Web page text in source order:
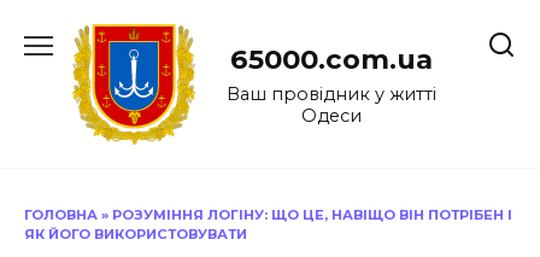
до
65000.com.ua
Ваш провідник у житті
Одеси
ГОЛОВНА » РОЗУМІННЯ ЛОГІНУ: ЩО ЦЕ, НАВІЩО ВІН ПОТРІБЕН І
ЯК ЙОГО ВИКОРИСТОВУВАТИ